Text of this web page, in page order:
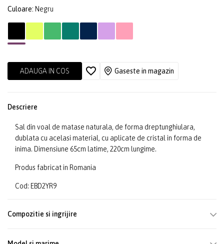
Culoare: Negru
ADAUGA IN COS Gaseste in magazin
Descriere
Sal din voal de matase naturala, de forma dreptunghiulara,
dublata cu acelasi material, cu aplicate de cristal in forma de
inima. Dimensiune 65cm latime, 220cm lungime.
Produs fabricat in Romania
Cod: EBD2YR9
Compozitie si ingrijire